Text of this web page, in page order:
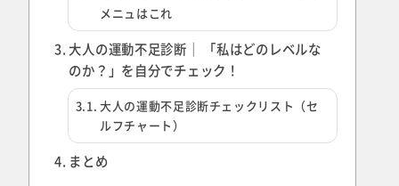
メニュはこれ
大人の運動不足診断｜ 「私はどのレベルな
のか？」を自分でチェック！
大人の運動不足診断チェックリスト（セ
ルフチャート）
まとめ